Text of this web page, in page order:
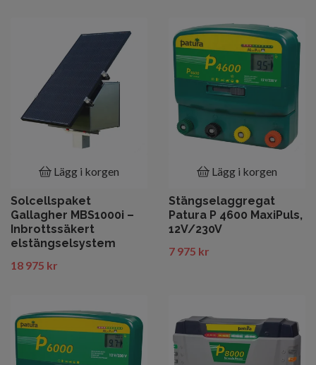
Lägg i korgen
Solcellspaket
Gallagher MBS1000i –
Inbrottssäkert
elstängselsystem
18 975 kr
Lägg i korgen
Stängselaggregat
Patura P 4600 MaxiPuls,
12V/230V
7 975 kr